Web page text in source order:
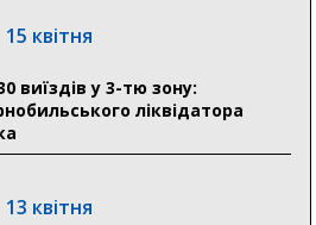
30 липня
Святого Пантелеймона
15 квітня
виїздів у 3-тю зону:
ліквідатора
13 квітня